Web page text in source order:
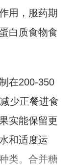
用，服药期
白质食物食
在200-350
少正餐进食
实能保留更
和适度运
类。合并糖